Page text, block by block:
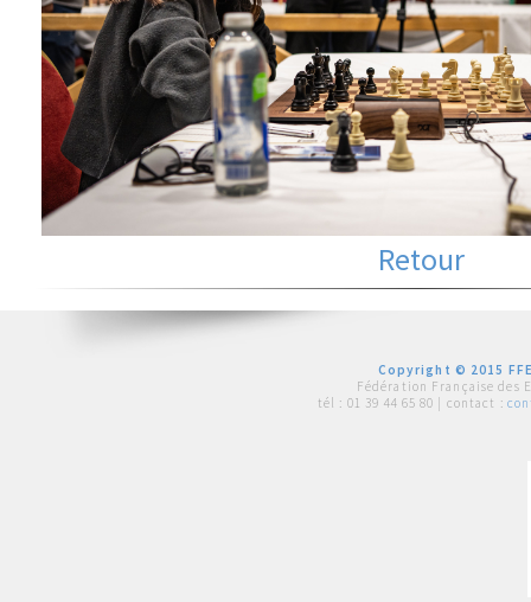
Retour
Copyright © 2015
Fédération Française des
tél : 01 39 44 65 80 | contact :